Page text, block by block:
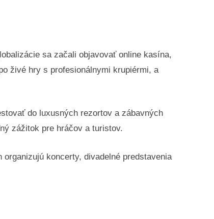
sa začali objavovať online kasína,
živé hry s profesionálnymi krupiérmi, a
do luxusných rezortov a zábavných
zážitok pre hráčov a turistov.
koncerty, divadelné predstavenia